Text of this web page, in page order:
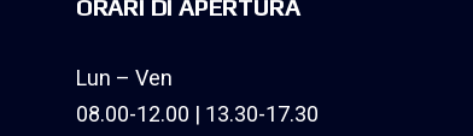
ORARI DI APERTURA
Lun – Ven
08.00-12.00 | 13.30-17.30